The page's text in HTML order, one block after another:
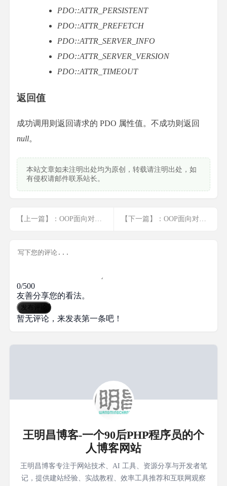
PDO::ATTR_PERSISTENT
PDO::ATTR_PREFETCH
PDO::ATTR_SERVER_INFO
PDO::ATTR_SERVER_VERSION
PDO::ATTR_TIMEOUT
返回值
成功调用则返回请求的 PDO 属性值。不成功则返回
null。
本站文章如未注明出处均为原创，转载请注明出处，如
有侵权请邮件联系站长。
【上一篇】：OOP面向对象-PDO 【下一篇】：OOP面向对象-mysqli类
0/500
友善分享您的看法。
发布评论
暂无评论，来发表第一条吧！
王明昌博客-一个90后PHP程序员的个
人博客网站
王明昌博客专注于网站技术、AI 工具、资源分享与开发者笔
记，提供建站经验、实战教程、效率工具推荐和互联网观察